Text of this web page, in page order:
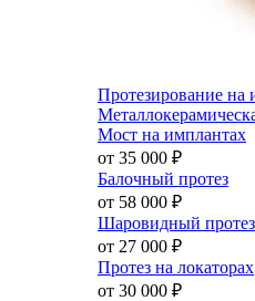
Протезирование на
Мост на имплантах
от 35 000 ₽
Балочный протез
от 58 000 ₽
Шаровидный
от 27 000 ₽
Протез на локаторах
от 30 000 ₽